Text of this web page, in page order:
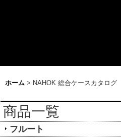
ホーム > NAHOK 総合ケースカタログ
商品一覧
フルート